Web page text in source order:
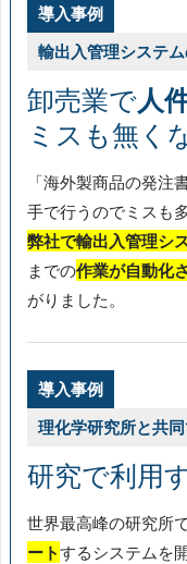
導入事例
輸出入管理システ
卸売業で人
ミスも無く
「海外製商品の発注
手で行うのでミスも
弊社で輸出入管理シ
までの作業が自動化
がりました。
導入事例
理化学研究所と共
研究で利用
世界最高峰の研究所
ートするシステムを